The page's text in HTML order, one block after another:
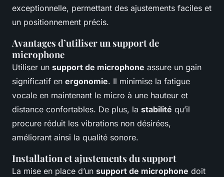
exceptionnelle, permettant des ajustements faciles et
un positionnement précis.
Avantages d’utiliser un support de
microphone
Utiliser un support de microphone assure un gain
significatif en ergonomie. Il minimise la fatigue
vocale en maintenant le micro à une hauteur et
distance confortables. De plus, la stabilité qu’il
procure réduit les vibrations non désirées,
améliorant ainsi la qualité sonore.
Installation et ajustements du support
La mise en place d’un support de microphone doit